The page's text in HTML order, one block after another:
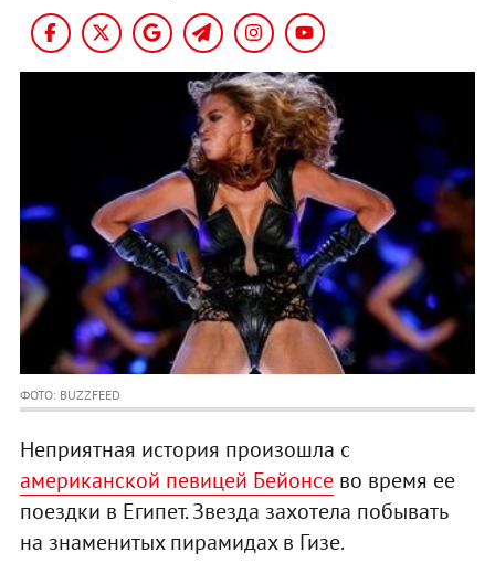
ФОТО: BUZZFEED
Неприятная история произошла с
американской певицей Бейонсево время ее
поездки в Египет. Звезда захотела побывать
на знаменитых пирамидах в Гизе.